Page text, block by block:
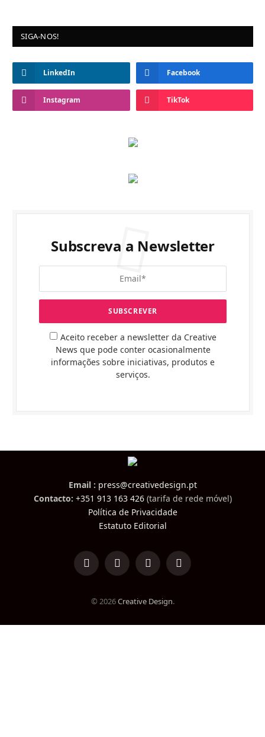
SIGA-NOS!
LinkedIn Facebook
Instagram TikTok
Subscreva a Newsletter
Aceito receber a newsletter da Creative
News que pode conter ocasionalmente
informações sobre iniciativas, produtos e
serviços.
Email : press@creativedesign.pt
Contacto: +351 913 163 426(tarifa de rede móvel)
Política de Privacidade
Estatuto Editorial
LinkedInFacebookInstagramTikTok
© 2026Creative Design.